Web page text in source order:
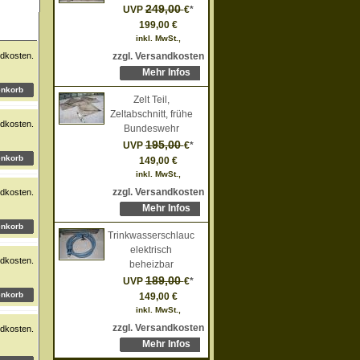
UVP249,00€*
199,00 €
inkl. MwSt.,
zzgl. Versandkosten
Mehr Infos
Zelt Teil,
Zeltabschnitt, frühe
Bundeswehr
UVP195,00€*
149,00 €
inkl. MwSt.,
zzgl. Versandkosten
Mehr Infos
Trinkwasserschlauch,
elektrisch
beheizbar
UVP189,00€*
149,00 €
inkl. MwSt.,
zzgl. Versandkosten
Mehr Infos